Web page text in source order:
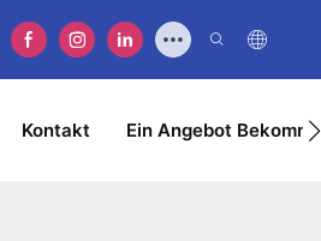
Kontakt Ein Angebot